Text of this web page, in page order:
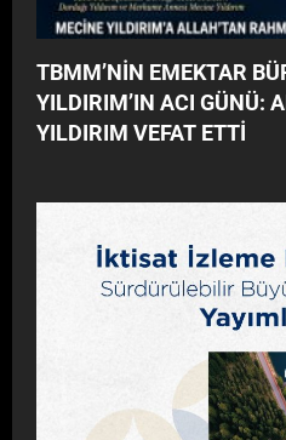
TBMM’NİN EMEKTAR
YILDIRIM’IN ACI GÜNÜ:
YILDIRIM VEFAT ETTİ